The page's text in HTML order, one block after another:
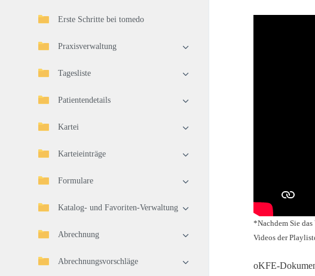
Erste Schritte bei tomedo
Praxisverwaltung
Tagesliste
Patientendetails
Kartei
Karteieinträge
Formulare
Katalog- und Favoriten-Verwaltung
Abrechnung
Abrechnungsvorschläge
*Nachdem Sie
Videos der
oKFE-